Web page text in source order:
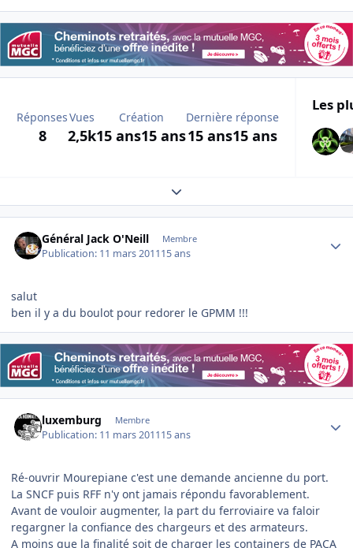
Réponses
8
Vues
2,5k
Création
15 ans15 ans
Dernière réponse
15 ans15 ans
Les
Expand topic overview
Général Jack O'Neill Membre
Publication: 11 mars 201115 ans
salut
ben il y a du boulot pour redorer le GPMM !!!
luxemburg Membre
Publication: 11 mars 201115 ans
Ré-ouvrir Mourepiane c'est une demande ancienne du port.
La SNCF puis RFF n'y ont jamais répondu favorablement.
Avant de vouloir augmenter, la part du ferroviaire va faloir
regargner la confiance des chargeurs et des armateurs.
A moins que la finalité soit de charger les containers de PACA